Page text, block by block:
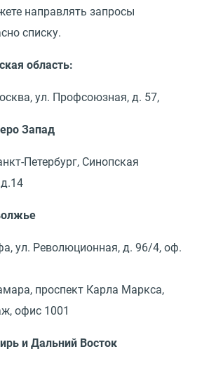
направлять запросы
списку.
область:
ул. Профсоюзная, д. 57,
Запад
Петербург, Синопская
ул. Революционная, д. 96/4, оф.
проспект Карла Маркса,
офис 1001
и Дальний Восток